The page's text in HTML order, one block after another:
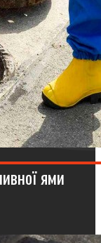
ями